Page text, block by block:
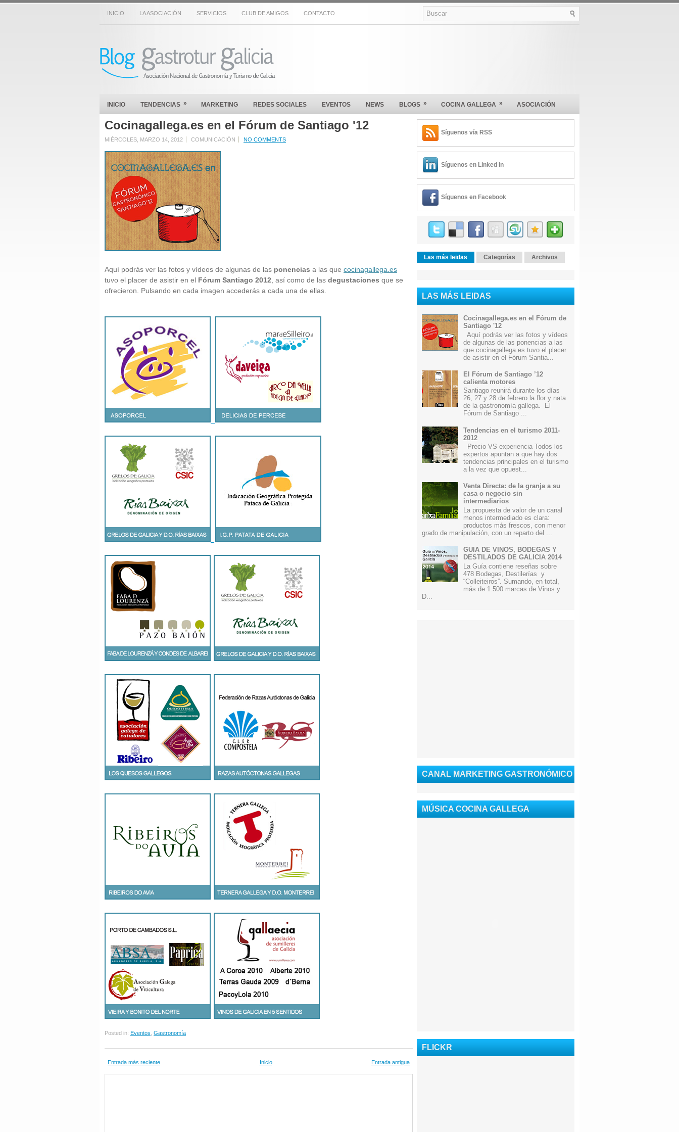
INICIO LA ASOCIACIÓN SERVICIOS CLUB DE AMIGOS CONTACTO
INICIO TENDENCIAS » MARKETING REDES SOCIALES EVENTOS NEWS BLOGS » COCINA GALLEGA » ASOCIACIÓN
Cocinagallega.es en el Fórum de Santiago '12
MIÉRCOLES, MARZO 14, 2012 COMUNICACIÓN NO COMMENTS
Aquí podrás ver las fotos y vídeos de algunas de las ponencias a las que cocinagallega.es
tuvo el placer de asistir en el Fórum Santiago 2012 , así como de las degustaciones que se
ofrecieron. Pulsando en cada imagen accederás a cada una de ellas.
Posted in: Eventos Gastronomía
Entrada más reciente Entrada antigua
Inicio
Síguenos vía RSS
Síguenos en Linked In
Síguenos en Facebook
Las más leidas Categorías Archivos
LAS MÁS LEIDAS
Cocinagallega.es en el Fórum de
Santiago '12
Aquí podrás ver las fotos y vídeos
de algunas de las ponencias a las
que cocinagallega.es tuvo el placer
de asistir en el Fórum Santia...
El Fórum de Santiago ’12
calienta motores
Santiago reunirá durante los días
26, 27 y 28 de febrero la flor y nata
de la gastronomía gallega. El
Fórum de Santiago ...
Tendencias en el turismo 2011-
2012
Precio VS experiencia Todos los
expertos apuntan a que hay dos
tendencias principales en el turismo
a la vez que opuest...
Venta Directa: de la granja a su
casa o negocio sin
intermediarios
La propuesta de valor de un canal
menos intermediado es clara:
productos más frescos, con menor
grado de manipulación, con un reparto del ...
GUIA DE VINOS, BODEGAS Y
DESTILADOS DE GALICIA 2014
La Guía contiene reseñas sobre
478 Bodegas, Destilerías y
“Colleiteiros”. Sumando, en total,
más de 1.500 marcas de Vinos y
D...
CANAL MARKETING GASTRONÓMICO
MÚSICA COCINA GALLEGA
FLICKR